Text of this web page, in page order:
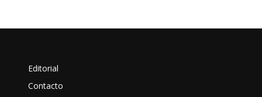
Editorial
Contacto